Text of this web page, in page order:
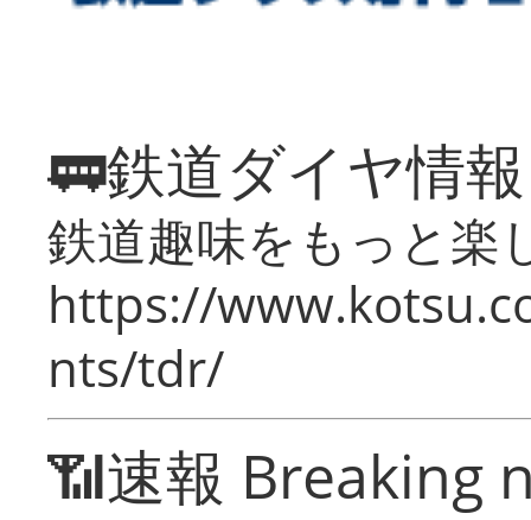
🚃鉄道ダイヤ情
鉄道趣味をもっと楽
https://
nts/tdr/
📶速報 Breaking